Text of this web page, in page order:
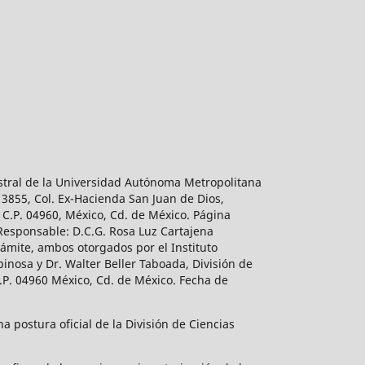
de la Universidad Autónoma Metropolitana
Col. Ex-Hacienda San Juan de Dios,
04960, México, Cd. de México. Página
D.C.G. Rosa Luz Cartajena
ambos otorgados por el Instituto
y Dr. Walter Beller Taboada, División de
04960 México, Cd. de México. Fecha de
postura oficial de la División de Ciencias